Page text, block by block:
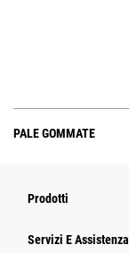
PALE GOMMATE
Prodotti
Servizi E Assistenza